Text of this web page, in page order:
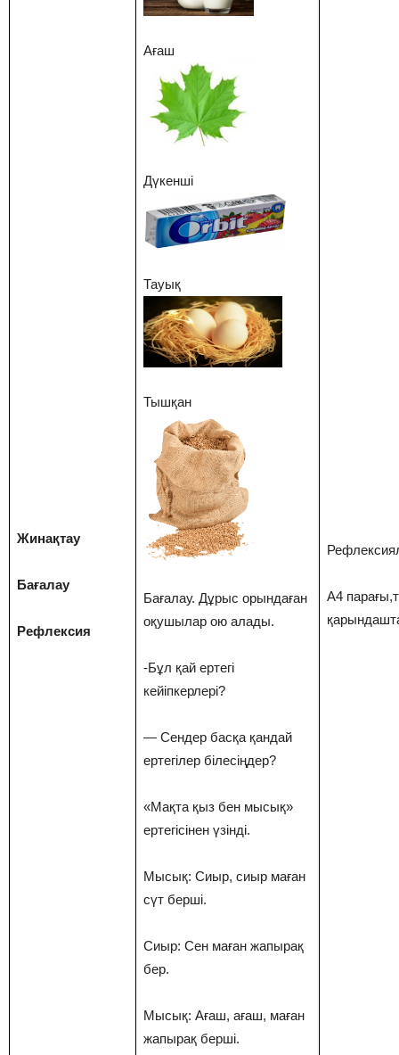
Жинақтау
Бағалау
Рефлексия
Ағаш
Дүкенші
Тауық
Тышқан
Бағалау. Дұрыс орындаған
оқушылар ою алады.
-Бұл қай ертегі
кейіпкерлері?
— Сендер басқа қандай
ертегілер білесіңдер?
«Мақта қыз бен мысық»
ертегісінен үзінді.
Мысық: Сиыр, сиыр маған
сүт берші.
Сиыр: Сен маған жапырақ
бер.
Мысық: Ағаш, ағаш, маған
жапырақ берші.
А4